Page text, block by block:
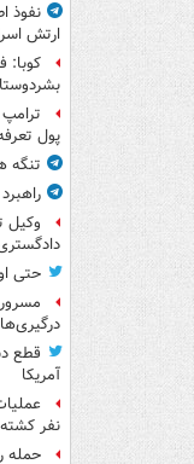
نفوذ
ارتش
کوبا:
پول
تنگه
وکیل
حتی
قطع
آمریکا
نفر
حمله